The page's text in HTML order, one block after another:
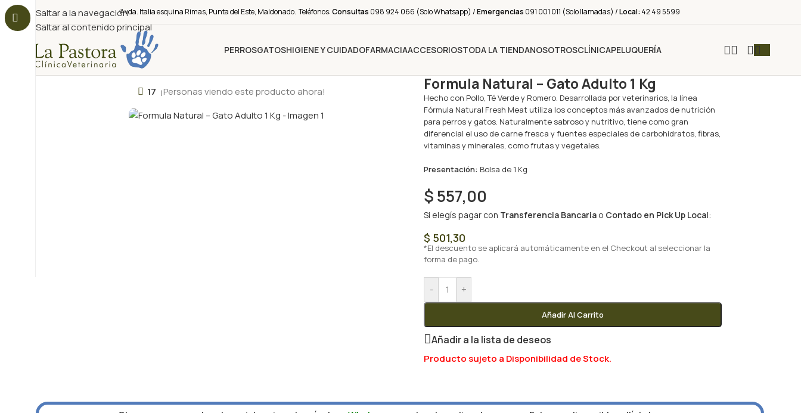
Saltar a la navegación
Saltar al contenido principal
Avda. Italia esquina Rimas, Punta del Este, Maldonado. Teléfonos:Consultas 098 924 066 (Solo Whatsapp) /Emergencias 091 001 011 (Solo llamadas) /Local: 42 49 5599
PERROSGATOSHIGIENE Y CUIDADOFARMACIAACCESORIOSTODA LA TIENDANOSOTROSCLÍNICAPELUQUERÍA
17 ¡Personas viendo este producto ahora! Formula Natural – Gato Adulto 1 Kg
Hecho con Pollo, Té Verde y Romero. Desarrollada por veterinarios, la línea
Fórmula Natural Fresh Meat utiliza los conceptos más avanzados de nutrición
para perros y gatos. Naturalmente sabroso y nutritivo, tiene como gran
diferencial el uso de carne fresca y fuentes especiales de carbohidratos, fibras,
vitaminas y minerales, como frutas y vegetales.
Presentación: Bolsa de 1 Kg
$557,00
Si elegís pagar con Transferencia Bancaria o Contado en Pick Up Local:
$ 501,30
*El descuento se aplicará automáticamente en el Checkout al seleccionar la
forma de pago.
- +
Añadir Al Carrito
Añadir a la lista de deseos
Producto sujeto a Disponibilidad de Stock.